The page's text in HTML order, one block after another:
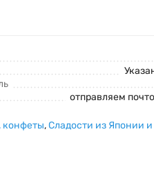
отправляем
конфеты,Сладости из Японии